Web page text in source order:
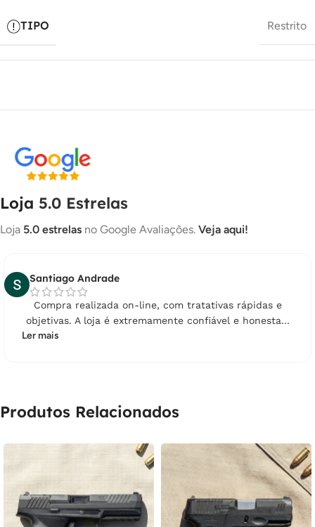
TIPO Restrito
Loja 5.0 Estrelas
Loja 5.0 estrelas no Google Avaliações. Veja aqui!
Santiago Andrade
Compra realizada on-line, com tratativas rápidas e
objetivas. A loja é extremamente confiável e honesta...
Ler mais
Produtos Relacionados